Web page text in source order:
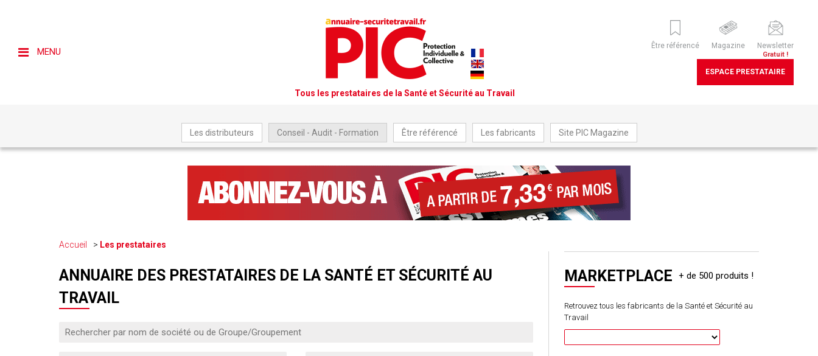
MENU
Tous les prestataires de la Santé et Sécurité au Travail
Être référencé Magazine Newsletter
Gratuit !
ESPACE PRESTATAIRE
Les distributeurs Conseil - Audit - Formation Être référencé Les fabricants Site PIC Magazine
Accueil Les prestataires
ANNUAIRE DES PRESTATAIRES DE LA SANTÉ ET SÉCURITÉ AU
TRAVAIL
MARKETPLACE
Retrouvez tous les fabricants de la Santé et Sécurité au
Travail